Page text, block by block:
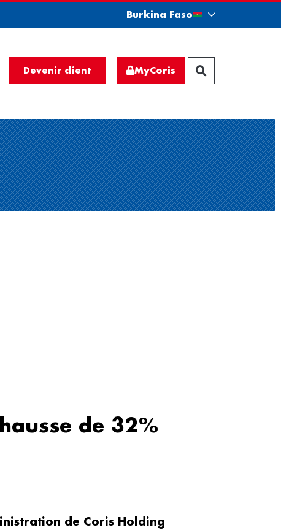
Burkina Faso
Devenir client MyCoris
de 32%
de Coris Holding